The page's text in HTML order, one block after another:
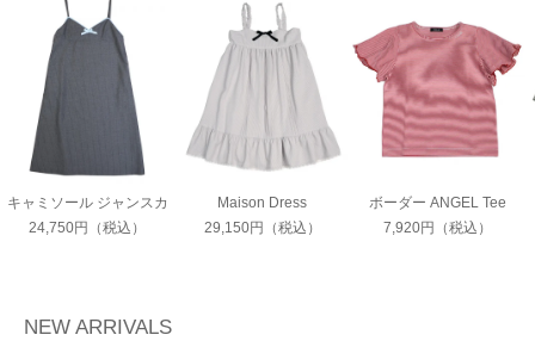
キャミソール ジャンスカ
24,750円（税込）
Maison Dress
29,150円（税込）
ボーダー ANGEL Tee
7,920円（税込）
NEW ARRIVALS